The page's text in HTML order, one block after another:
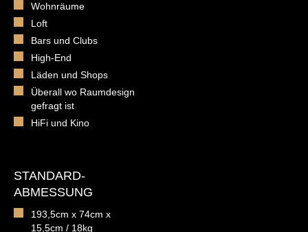
Wohnräume
Loft
Bars und Clubs
High-End
Läden und Shops
Überall wo Raumdesign
gefragt ist
HiFi und Kino
STANDARD-
ABMESSUNG
193,5cm x 74cm x
15,5cm / 18kg